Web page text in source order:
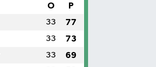
O P
33 77
33 73
33 69